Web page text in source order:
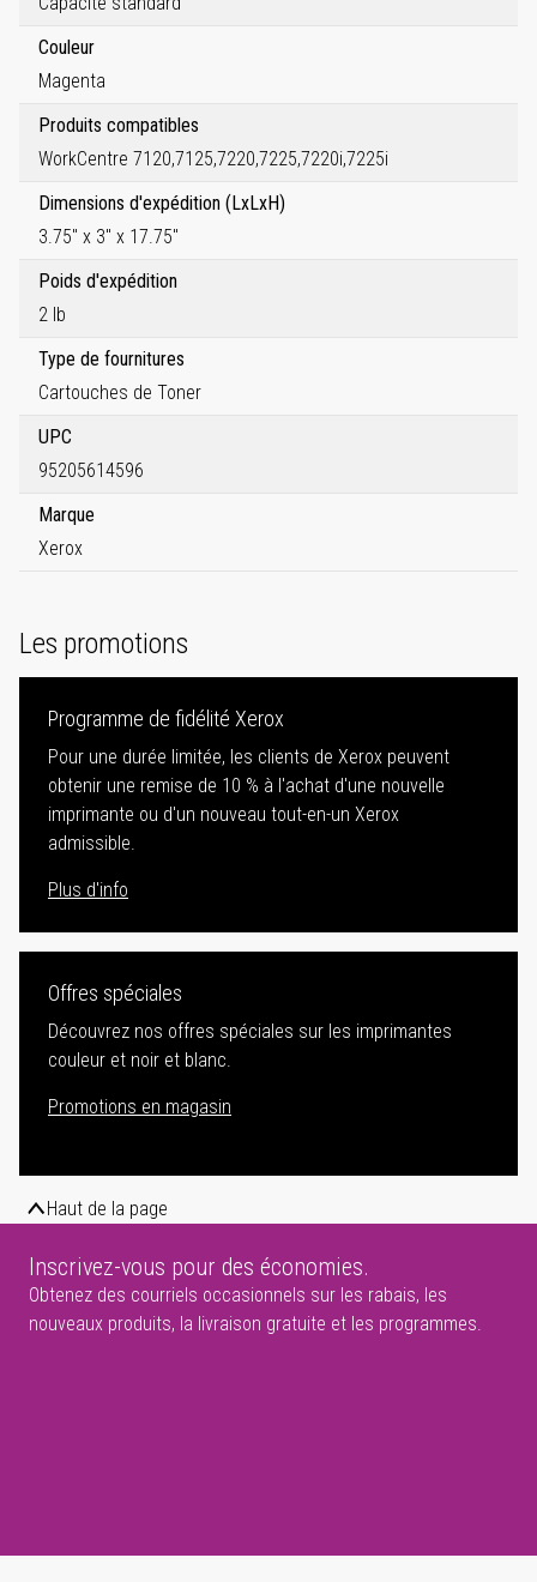
Couleur
Magenta
Produits compatibles
WorkCentre 7120,7125,7220,7225,7220i,7225i
Dimensions d'expédition (LxLxH)
3.75" x 3" x 17.75"
Poids d'expédition
2 lb
Type de fournitures
Cartouches de Toner
UPC
95205614596
Marque
Xerox
Les promotions
Programme de fidélité Xerox
Pour une durée limitée, les clients de Xerox peuvent
obtenir une remise de 10 % à l'achat d'une nouvelle
imprimante ou d'un nouveau tout-en-un Xerox
admissible.
Plus d'info
Offres spéciales
Découvrez nos offres spéciales sur les imprimantes
couleur et noir et blanc.
Promotions en magasin
Haut de la page
Inscrivez-vous pour des économies.
Obtenez des courriels occasionnels sur les rabais, les
nouveaux produits, la livraison gratuite et les programmes.